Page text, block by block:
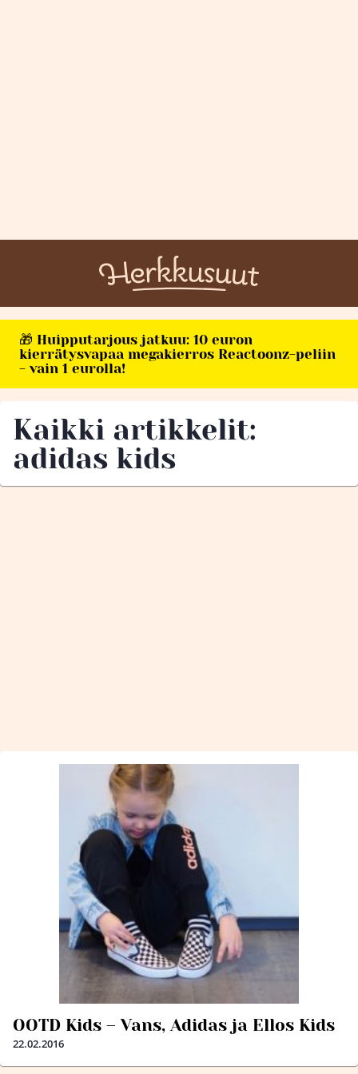
🎁 Huipputarjous jatkuu: 10 euron
kierrätysvapaa megakierros Reactoonz-peliin
- vain 1 eurolla!
Kaikki artikkelit:
adidas kids
OOTD Kids – Vans, Adidas ja Ellos Kids
22.02.2016